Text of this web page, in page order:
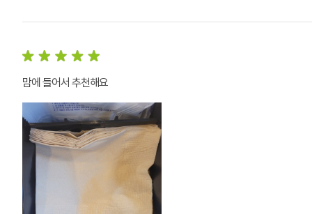
맘에 들어서 추천해요